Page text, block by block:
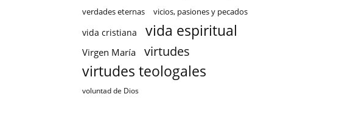
verdades eternas vicios, pasiones y pecados
vida cristiana vida espiritual
Virgen María virtudes
virtudes teologales
voluntad de Dios